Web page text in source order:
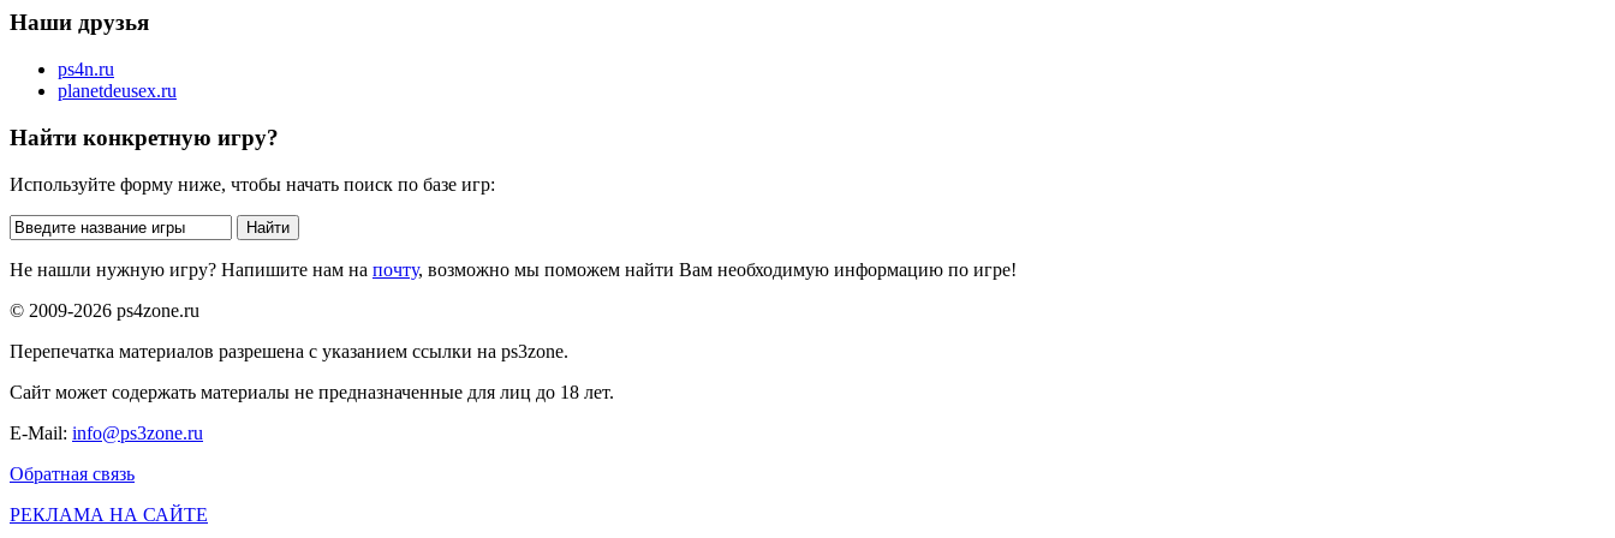
Наши друзья
ps4n.ru
planetdeusex.ru
Найти конкретную игру?
Используйте форму ниже, чтобы начать поиск по базе игр:
Не нашли нужную игру? Напишите нам на почту, возможно мы поможем найти Вам необходимую информацию по игре!
© 2009-2026 ps4zone.ru
Перепечатка материалов разрешена с указанием ссылки на ps3zone.
Сайт может содержать материалы не предназначенные для лиц до 18 лет.
E-Mail: info@ps3zone.ru
Обратная связь
РЕКЛАМА НА САЙТЕ